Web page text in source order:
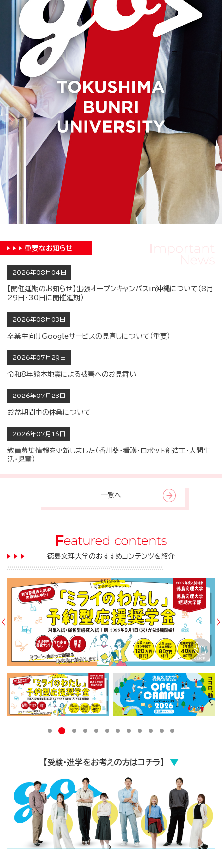
重要なお知らせ
2026年08月04日
【開催延期のお知らせ】出張オープンキャンパスin沖縄について（8月
29日・30日に開催延期）
2026年08月03日
卒業生向けGoogleサービスの見直しについて（重要）
2026年07月29日
令和8年熊本地震による被害へのお見舞い
2026年07月23日
お盆期間中の休業について
2026年07月16日
教員募集情報を更新しました（香川薬・看護・ロボット創造工・人間生
活・児童）
一覧へ
徳島文理大学のおすすめコンテンツを紹介
1 2 3 4 5 6 7 8 9
1
1
1
【受験・進学をお考えの方はコチラ】